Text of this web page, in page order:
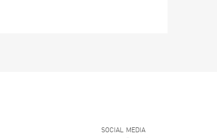
SOCIAL MEDIA